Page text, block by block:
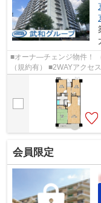
■オーナ―チェンジ物件！
（規約有） ■2WAYアクセ
内覧可能です♪
会員限定